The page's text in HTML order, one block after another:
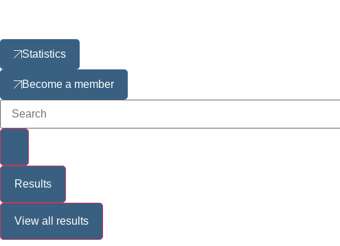
Statistics
Become a member
Results
View all results